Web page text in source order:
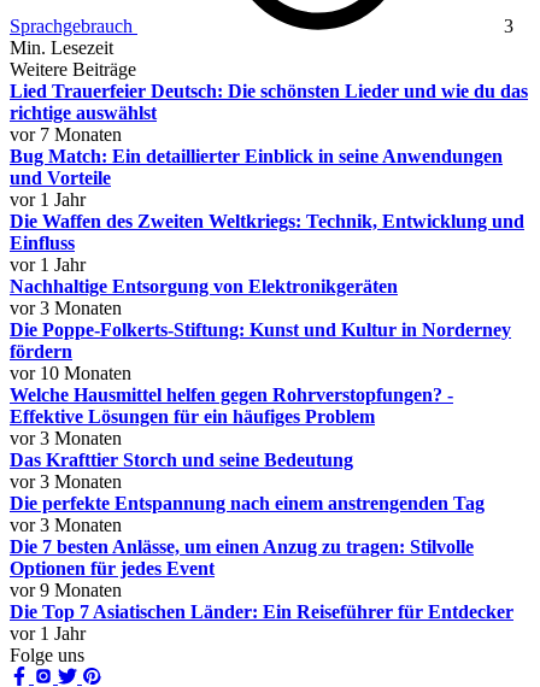
Sprachgebrauch
3
Min. Lesezeit
Weitere Beiträge
Lied Trauerfeier Deutsch: Die schönsten Lieder und wie du das
richtige auswählst
vor 7 Monaten
Bug Match: Ein detaillierter Einblick in seine Anwendungen
und Vorteile
vor 1 Jahr
Die Waffen des Zweiten Weltkriegs: Technik, Entwicklung und
Einfluss
vor 1 Jahr
Nachhaltige Entsorgung von Elektronikgeräten
vor 3 Monaten
Die Poppe-Folkerts-Stiftung: Kunst und Kultur in Norderney
fördern
vor 10 Monaten
Welche Hausmittel helfen gegen Rohrverstopfungen? -
Effektive Lösungen für ein häufiges Problem
vor 3 Monaten
Das Krafttier Storch und seine Bedeutung
vor 3 Monaten
Die perfekte Entspannung nach einem anstrengenden Tag
vor 3 Monaten
Die 7 besten Anlässe, um einen Anzug zu tragen: Stilvolle
Optionen für jedes Event
vor 9 Monaten
Die Top 7 Asiatischen Länder: Ein Reiseführer für Entdecker
vor 1 Jahr
Folge uns